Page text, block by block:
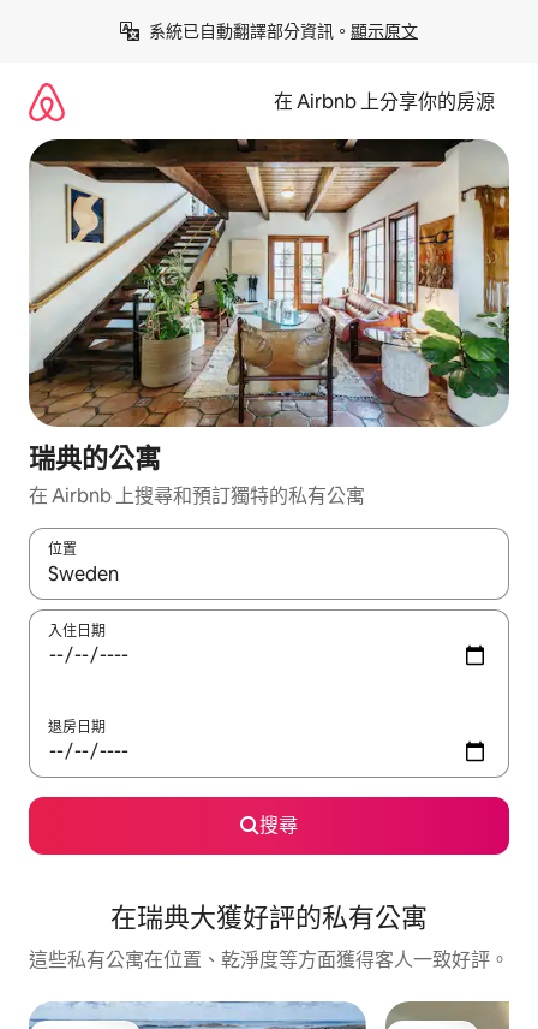
系統已自動翻譯部分資訊。 顯示原文
在 Airbnb 上分享你的房源
瑞典的公寓
在 Airbnb 上搜尋和預訂獨特的私有公寓
位置
如有搜尋結果，瀏覽內容時請使用上下箭頭，或輕點、滑動裝置。
入住日期
退房日期
搜尋
在瑞典大獲好評的私有公寓
這些私有公寓在位置、乾淨度等方面獲得客人一致好評。